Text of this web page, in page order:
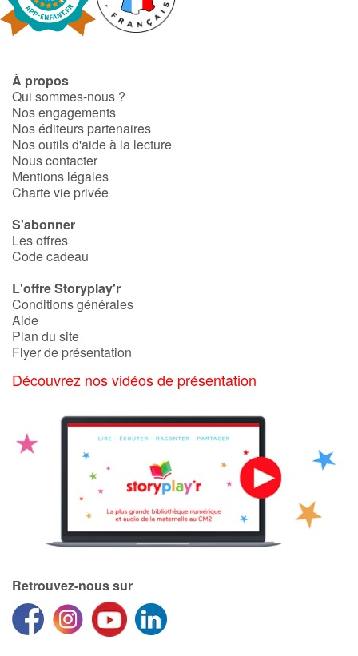
Fable, mythe, littérature et poésie
Ogres, monstres et sorcières
Héroïnes et héros
Écologie, nature, saisons
Les animaux
Voyage, épopée, enquête, aventure
Autour du monde
Apprentissage
Art, espace, activité
En famille
Quotidien et loisirs
Amour et amitié
Sujets de société
À propos
Qui sommes-nous ?
Nos engagements
Nos éditeurs partenaires
Nos outils d'aide à la lecture
Nous contacter
Mentions légales
Charte vie privée
S'abonner
Les offres
Code cadeau
L'offre Storyplay'r
Conditions générales
Aide
Plan du site
Flyer de présentation
Découvrez nos vidéos de présentation
Retrouvez-nous sur